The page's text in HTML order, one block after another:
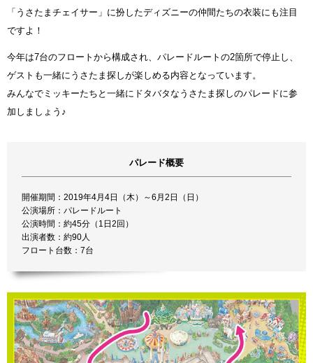
「うさたまチェイサー」に扮したディズニーの仲間たちの衣装にも注目
ですよ！
今年は7台のフロートから構成され、パレードルートの2箇所で停止し、
ゲストも一緒にうさたま探しが楽しめる内容となっています。
みんなでミッキーたちと一緒にドタバタなうさたま探しのパレードに参
加しましょう♪
パレード概要
開催期間：2019年4月4日（木）～6月2日（日）
公演場所：パレードルート
公演時間：約45分（1日2回）
出演者数：約90人
フロート台数：7台